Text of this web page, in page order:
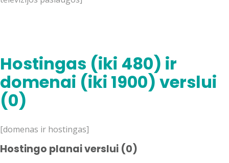
Hostingas (iki 480) ir
domenai (iki 1900) verslui
(0)
[domenas ir hostingas]
Hostingo planai verslui (0)